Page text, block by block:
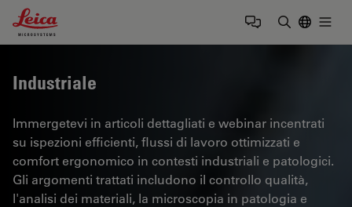
Leica Microsystems Logo
Industriale
Immergetevi in articoli dettagliati e webinar incentrati
su ispezioni efficienti, flussi di lavoro ottimizzati e
comfort ergonomico in contesti industriali e patologici.
Gli argomenti trattati includono il controllo qualità,
l'analisi dei materiali, la microscopia in patologia e